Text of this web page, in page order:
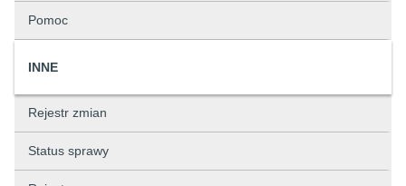
Pomoc
INNE
Rejestr zmian
Status sprawy